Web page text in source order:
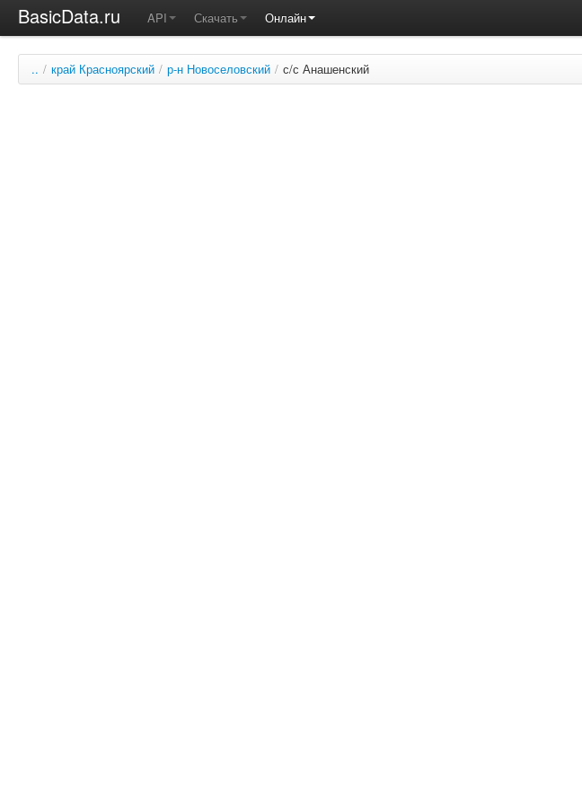
BasicData.ru API Скачать Онлайн
.. / край Красноярский / р-н Новоселовский / с/с Анашенский